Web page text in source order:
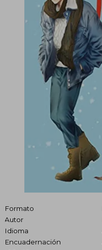
Formato
Autor
Idioma
Encuadernación